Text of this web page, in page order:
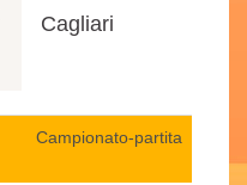
Cagliari
Campionato-partita